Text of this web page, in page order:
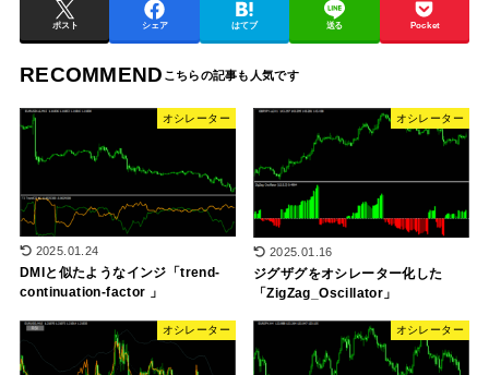
ポスト シェア はてブ 送る Pocket
RECOMMEND
オシレーター
2025.01.24
DMIと似たようなインジ「trend-
continuation-factor 」
オシレーター
2025.01.16
ジグザグをオシレーター化した
「ZigZag_Oscillator」
オシレーター オシレーター